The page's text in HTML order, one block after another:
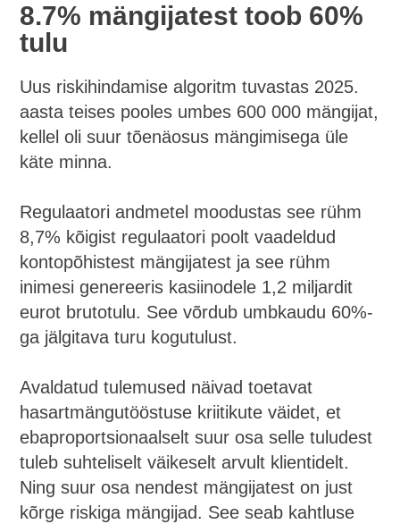
8.7% mängijatest toob 60%
tulu
Uus riskihindamise algoritm tuvastas 2025.
aasta teises pooles umbes 600 000 mängijat,
kellel oli suur tõenäosus mängimisega üle
käte minna.
Regulaatori andmetel moodustas see rühm
8,7% kõigist regulaatori poolt vaadeldud
kontopõhistest mängijatest ja see rühm
inimesi genereeris kasiinodele 1,2 miljardit
eurot brutotulu. See võrdub umbkaudu 60%-
ga jälgitava turu kogutulust.
Avaldatud tulemused näivad toetavat
hasartmängutööstuse kriitikute väidet, et
ebaproportsionaalselt suur osa selle tuludest
tuleb suhteliselt väikeselt arvult klientidelt.
Ning suur osa nendest mängijatest on just
kõrge riskiga mängijad. See seab kahtluse